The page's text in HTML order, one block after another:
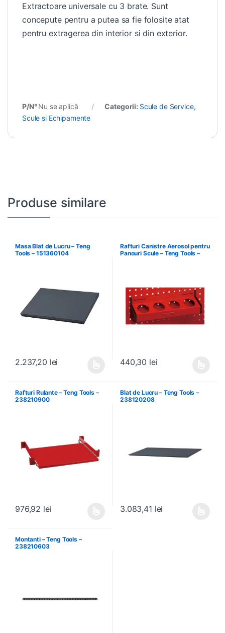
Extractoare universale cu 3 brate. Sunt
concepute pentru a putea sa fie folosite atat
pentru extragerea din interior si din exterior.
P/N°Nu se aplică Categorii: Scule de Service,
Scule si Echipamente
Produse similare
Masa Blat de Lucru – Teng
Tools – 151360104
2.237,20 lei
Rafturi Canistre Aerosol pentru
Panouri Scule – Teng Tools –
440,30 lei
Rafturi Rulante – Teng Tools –
238210900
976,92 lei
Blat de Lucru – Teng Tools –
238120208
3.083,41 lei
Montanti – Teng Tools –
238210603